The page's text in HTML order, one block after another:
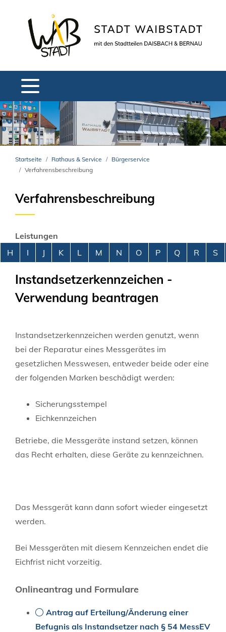
Startseite Rathaus & Service
Bürgerservice
Verfahrensbeschreibung
Verfahrensbeschreibung
Leistungen
Alphabetisches Register überspringen
H I J K L M N O P Q R S
Instandsetzerkennzeichen -
Verwendung beantragen
Instandsetzerkennzeichen werden genutzt, wenn
bei der Reparatur eines Messgerätes im
gesetzlichen Messwesen, entweder beide oder eine
der folgenden Marken beschädigt werden:
Sicherungsstempel
Eichkennzeichen
Betriebe, die Messgeräte instand setzen, können
das Recht erhalten, diese Geräte zu kennzeichnen.
Das Messgerät kann dann sofort wieder eingesetzt
werden.
Bei Messgeräten mit diesem Kennzeichen endet die
Eichfrist nicht vorzeitig.
Onlineantrag und Formulare
Antrag auf Erteilung/Änderung einer
Befugnis als Instandsetzer nach § 54 MessEV